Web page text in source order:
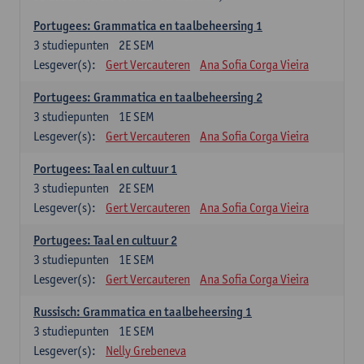
Portugees: Grammatica en taalbeheersing 1
2E SEM
3 studiepunten
Lesgever(s):
Gert Vercauteren Ana Sofia Corga Vieira
Portugees: Grammatica en taalbeheersing 2
1E SEM
3 studiepunten
Lesgever(s):
Gert Vercauteren Ana Sofia Corga Vieira
Portugees: Taal en cultuur 1
2E SEM
3 studiepunten
Lesgever(s):
Gert Vercauteren Ana Sofia Corga Vieira
Portugees: Taal en cultuur 2
1E SEM
3 studiepunten
Lesgever(s):
Gert Vercauteren Ana Sofia Corga Vieira
Russisch: Grammatica en taalbeheersing 1
1E SEM
3 studiepunten
Lesgever(s):
Nelly Grebeneva